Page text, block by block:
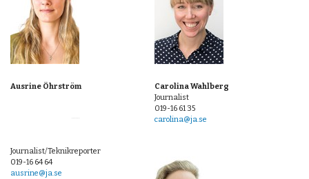
Personal
Kontakt
Villkor och cookies
Ausrine Öhrström
Journalist/Teknikreporter
019-16 64 64
ausrine@ja.se
Carolina Wahlberg
Journalist
019-16 61 35
carolina@ja.se